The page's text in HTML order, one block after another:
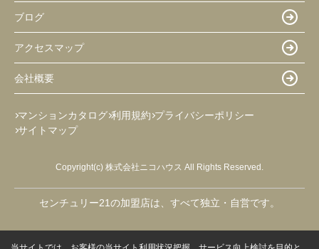
ブログ
アクセスマップ
会社概要
マンションカタログ 利用規約 プライバシーポリシー
サイトマップ
Copyright(c) 株式会社ニコハウス All Rights Reserved.
センチュリー21の加盟店は、すべて独立・自営です。